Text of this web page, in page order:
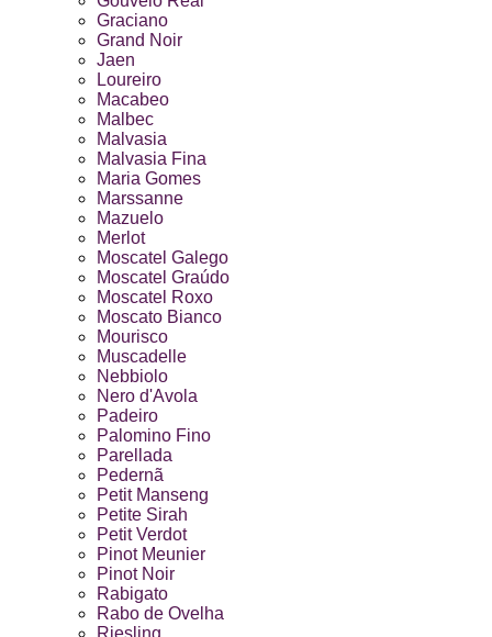
Graciano
Grand Noir
Jaen
Loureiro
Macabeo
Malbec
Malvasia
Malvasia Fina
Maria Gomes
Marssanne
Mazuelo
Merlot
Moscatel Galego
Moscatel Graúdo
Moscatel Roxo
Moscato Bianco
Mourisco
Muscadelle
Nebbiolo
Nero d'Avola
Padeiro
Palomino Fino
Parellada
Pedernã
Petit Manseng
Petite Sirah
Petit Verdot
Pinot Meunier
Pinot Noir
Rabigato
Rabo de Ovelha
Riesling